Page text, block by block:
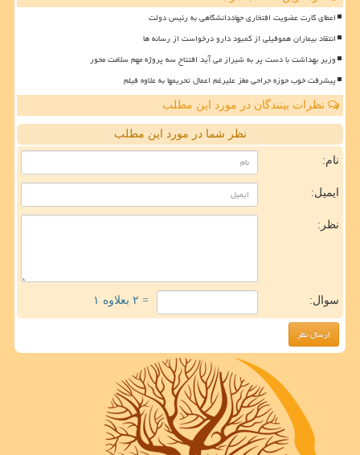
اعطای کارت عضویت افتخاری جهاددانشگاهی به رئیس دولت
انتقاد بیماران هموفیلی از کمبود دارو درخواست از رسانه ها
وزیر بهداشت با دست پر به شیراز می آید افتتاح سه پروژه مهم سلامت محور
پیشرفت خوب حوزه جراحی مغز علیرغم اعمال تحریمها به علاوه فیلم
نظرات بینندگان در مورد این مطلب
نظر شما در مورد این مطلب
نام:
ایمیل:
نظر:
سوال: = ۲ بعلاوه ۱